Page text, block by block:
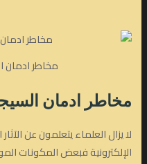
مخاطر ادمان
مخاطر ادمان
لا يزال العلماء يتعلمون عن
الإلكترونية فبعض المكونات